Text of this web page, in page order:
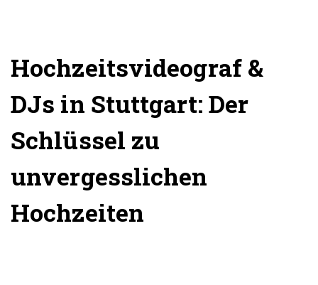
Hochzeitsvideograf &
DJs in Stuttgart: Der
Schlüssel zu
unvergesslichen
Hochzeiten